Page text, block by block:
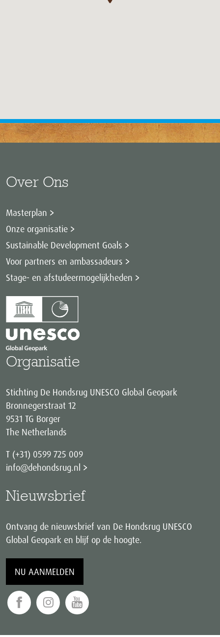
Over Ons
Masterplan
Onze organisatie
Sustainable Development Goals
Voor partners en ambassadeurs
Stage- en afstudeermogelijkheden
Organisatie
Stichting De Hondsrug UNESCO Global Geopark
Bronnegerstraat 12
9531 TG Borger
The Netherlands
T (+31) 0599 725 009
info@dehondsrug.nl
Nieuwsbrief
Ontvang de nieuwsbrief van De Hondsrug UNESCO
Global Geopark en blijf op de hoogte.
NU AANMELDEN